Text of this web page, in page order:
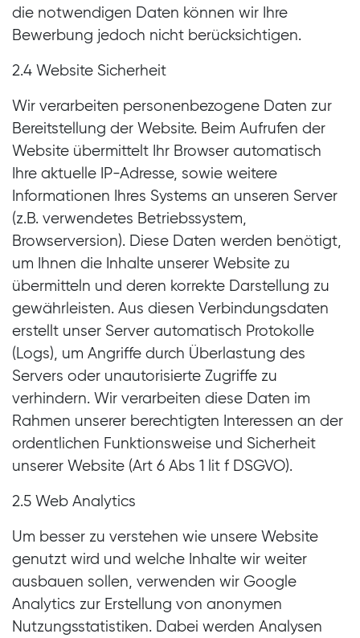
die notwendigen Daten können wir Ihre
Bewerbung jedoch nicht berücksichtigen.
2.4 Website Sicherheit
Wir verarbeiten personenbezogene Daten zur
Bereitstellung der Website. Beim Aufrufen der
Website übermittelt Ihr Browser automatisch
Ihre aktuelle IP-Adresse, sowie weitere
Informationen Ihres Systems an unseren Server
(z.B. verwendetes Betriebssystem,
Browserversion). Diese Daten werden benötigt,
um Ihnen die Inhalte unserer Website zu
übermitteln und deren korrekte Darstellung zu
gewährleisten. Aus diesen Verbindungsdaten
erstellt unser Server automatisch Protokolle
(Logs), um Angriffe durch Überlastung des
Servers oder unautorisierte Zugriffe zu
verhindern. Wir verarbeiten diese Daten im
Rahmen unserer berechtigten Interessen an der
ordentlichen Funktionsweise und Sicherheit
unserer Website (Art 6 Abs 1 lit f DSGVO).
2.5 Web Analytics
Um besser zu verstehen wie unsere Website
genutzt wird und welche Inhalte wir weiter
ausbauen sollen, verwenden wir Google
Analytics zur Erstellung von anonymen
Nutzungsstatistiken. Dabei werden Analysen